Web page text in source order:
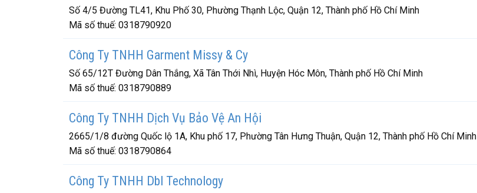
Số 4/5 Đường TL41, Khu Phố 30, Phường Thạnh Lộc, Quận 12, Thành phố Hồ Chí Minh
Mã số thuế: 0318790920
Công Ty TNHH Garment Missy & Cy
Số 65/12T Đường Dân Thắng, Xã Tân Thới Nhì, Huyện Hóc Môn, Thành phố Hồ Chí Minh
Mã số thuế: 0318790889
Công Ty TNHH Dịch Vụ Bảo Vệ An Hội
2665/1/8 đường Quốc lộ 1A, Khu phố 17, Phường Tân Hưng Thuận, Quận 12, Thành phố Hồ Chí Minh
Mã số thuế: 0318790864
Công Ty TNHH Dbl Technology